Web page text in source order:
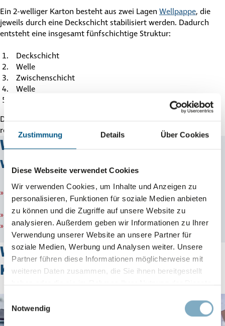
Zustimmung Details Über Cookies
Diese Webseite verwendet Cookies
Wir verwenden Cookies, um Inhalte und Anzeigen zu
personalisieren, Funktionen für soziale Medien anbieten
zu können und die Zugriffe auf unsere Website zu
analysieren. Außerdem geben wir Informationen zu Ihrer
Verwendung unserer Website an unsere Partner für
soziale Medien, Werbung und Analysen weiter. Unsere
Partner führen diese Informationen möglicherweise mit
weiteren Daten zusammen, die Sie ihnen bereitgestellt
Impressum
Notwendig
Ein 2-welliger Karton besteht aus zwei Lagen Wellpappe, die
jeweils durch eine Deckschicht stabilisiert werden. Dadurch
entsteht eine insgesamt fünfschichtige Struktur:
Deck­schicht
Welle
Zwi­schen­schicht
Welle
Diese Bauweise macht den zweiwellige Kartons besonders
robust.
Wofür kann man 2-wellige Kartons
verwenden?
Ver­sand­han­del:schwere Produkte wie Bücher, Flaschen
oder Ersatz­teile
Umzüge:stabile Umzugs­kar­tons für Geschirr oder Akten
Export & Spedition:Transport über weite Strecken, auch
ins Ausland
Welche Vorteile haben zwei­wel­lige
Kartons?